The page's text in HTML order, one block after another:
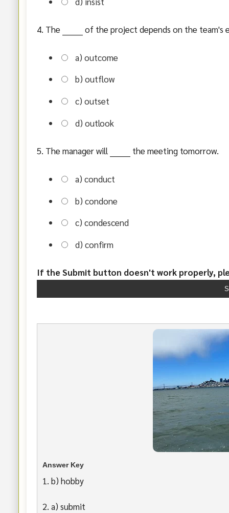
4. The ________ of the project depends on the
a) outcome
b) outflow
c) outset
d) outlook
5. The manager will ________ the meeting tomorrow.
a) conduct
b) condone
c) condescend
d) confirm
If the Submit button doesn't work properly,
Answer Key
1. b) hobby
2. a) submit